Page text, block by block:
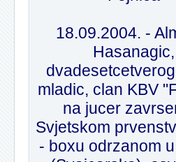
18.09.2004. -
Hasanagic,
mladic, clan KBV
na jucer
Svjetskom
- boxu odrzanom